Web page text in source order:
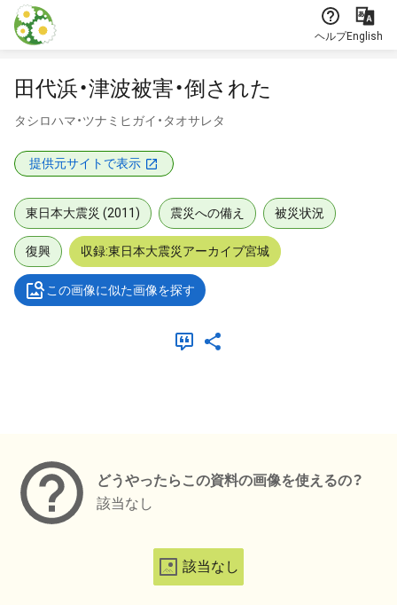
本文に飛ぶ
ヘルプEnglish
田代浜・津波被害・倒された
タシロハマ・ツナミヒガイ・タオサレタ
提供元サイトで表示
東日本大震災 (2011) 震災への備え 被災状況
復興 収録:東日本大震災アーカイブ宮城
この画像に似た画像を探す
どうやったらこの資料の画像を使えるの？
該当なし
該当なし